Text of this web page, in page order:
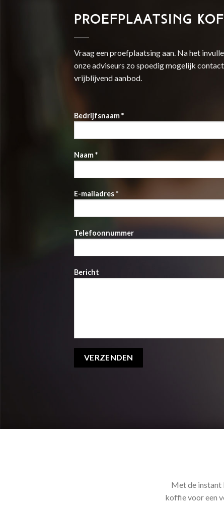
Proefplaatsing
Vraag een proefplaatsing aan. Na het
onze adviseurs zo spoedig mogelijk
vrijblijvend aanbod.
Bedrijfsnaam *
Naam *
E-mailadres *
Telefoonnummer
Bericht
Met de instant
koffie voor een